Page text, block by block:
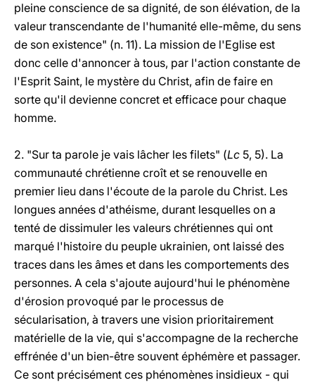
pleine conscience de sa dignité, de son élévation, de la
valeur transcendante de l'humanité elle-même, du sens
de son existence" (n. 11). La mission de l'Eglise est
donc celle d'annoncer à tous, par l'action constante de
l'Esprit Saint, le mystère du Christ, afin de faire en
sorte qu'il devienne concret et efficace pour chaque
homme.
2. "Sur ta parole je vais lâcher les filets" (Lc 5, 5). La
communauté chrétienne croît et se renouvelle en
premier lieu dans l'écoute de la parole du Christ. Les
longues années d'athéisme, durant lesquelles on a
tenté de dissimuler les valeurs chrétiennes qui ont
marqué l'histoire du peuple ukrainien, ont laissé des
traces dans les âmes et dans les comportements des
personnes. A cela s'ajoute aujourd'hui le phénomène
d'érosion provoqué par le processus de
sécularisation, à travers une vision prioritairement
matérielle de la vie, qui s'accompagne de la recherche
effrénée d'un bien-être souvent éphémère et passager.
Ce sont précisément ces phénomènes insidieux - qui